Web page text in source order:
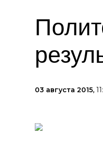
03 августа 2015,